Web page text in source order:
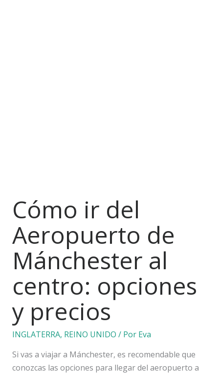
Cómo ir del
Aeropuerto de
Mánchester al
centro: opciones
y precios
INGLATERRA, REINO UNIDO / Por Eva
Si vas a viajar a Mánchester, es recomendable que
conozcas las opciones para llegar del aeropuerto a